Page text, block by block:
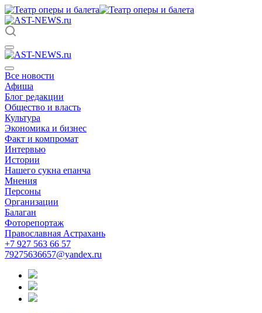
Все новости
Афиша
Блог редакции
Общество и власть
Культура
Экономика и бизнес
Факт и компромат
Интервью
Истории
Нашего сукна епанча
Мнения
Персоны
Организации
Балаган
Фоторепортаж
Православная Астрахань
+7 927 563 66 57
79275636657@yandex.ru